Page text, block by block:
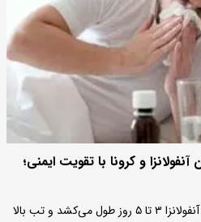
و کرونا با تقویت ایمنی؛
متخصص بیماری‌های عفونی گفت: آنفولانزا ۳ تا ۵ روز طول می‌کشد و تب بالا